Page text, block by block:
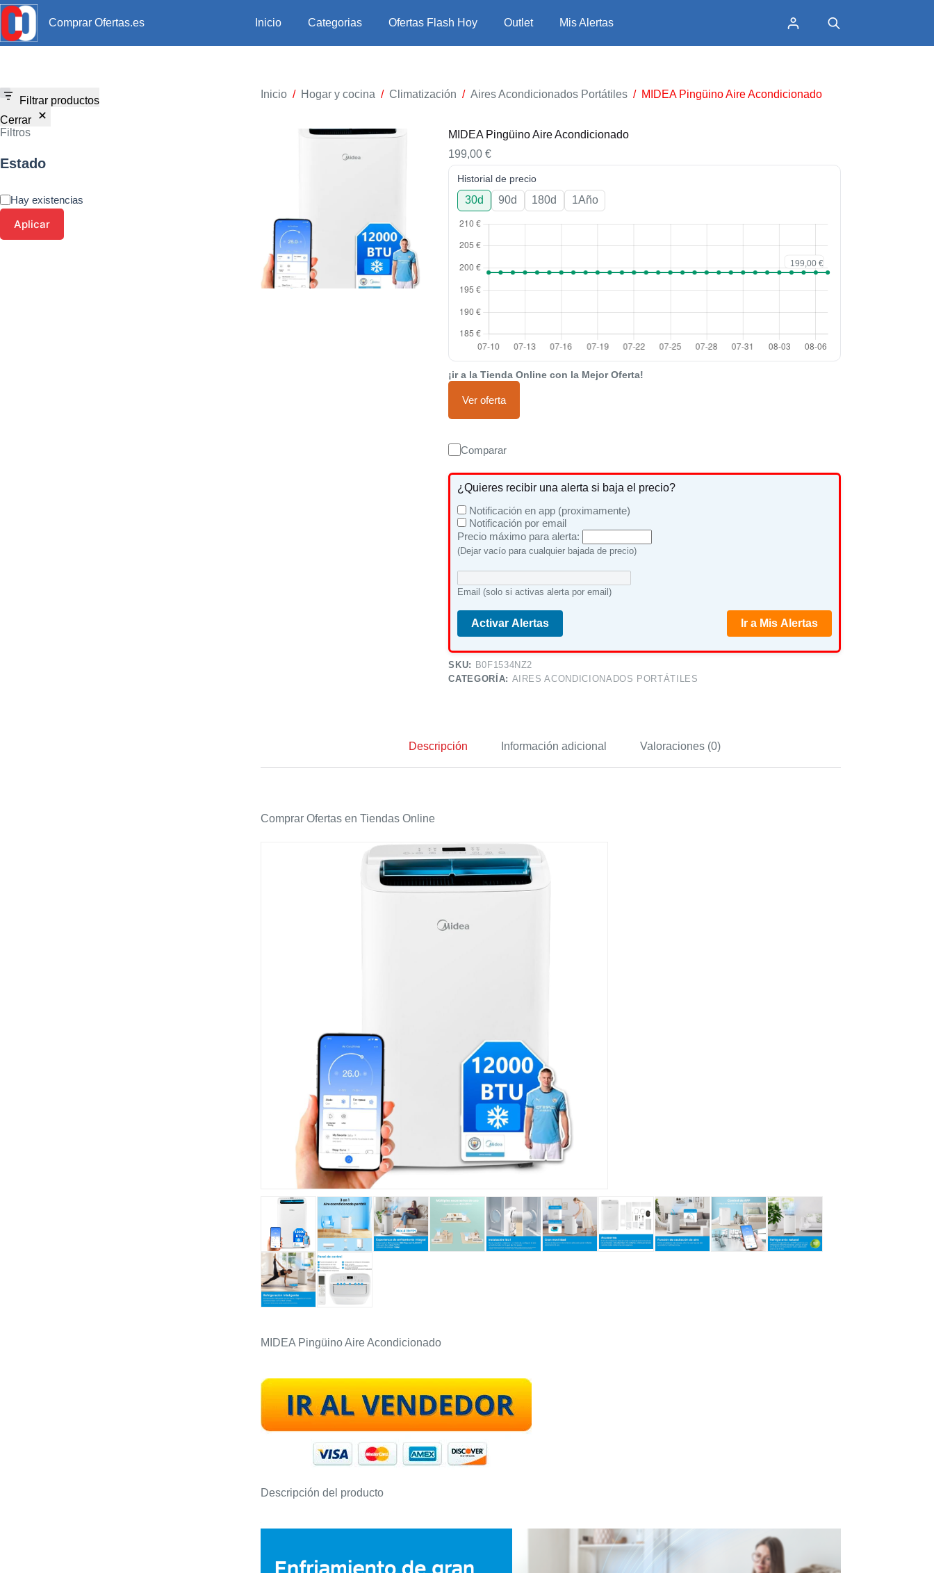
Comprar Ofertas.es Inicio Categorias Ofertas Flash Hoy Outlet Mis Alertas
Inicio / Hogar y cocina / Climatización / Aires Acondicionados Portátiles / MIDEA Pingüino Aire Acondicionado
MIDEA Pingüino Aire Acondicionado
199,00€
Historial de precio
30d 90d 180d 1Año
¡ir a la Tienda Online con la Mejor Oferta!
Ver oferta
Comparar
¿Quieres recibir una alerta si baja el precio?
Notificación en app (proximamente)
Notificación por email
Precio máximo para alerta:
(Dejar vacío para cualquier bajada de precio)
Email (solo si activas alerta por email)
Activar Alertas Ir a Mis Alertas
SKU: B0F1534NZ2
CATEGORÍA: AIRES ACONDICIONADOS PORTÁTILES
Descripción Información adicional Valoraciones (0)
Comprar Ofertas en Tiendas Online
MIDEA Pingüino Aire Acondicionado
Descripción del producto
Filtrar productos
Cerrar
Filtros
Estado
Hay existencias
Aplicar
Ver Oferta